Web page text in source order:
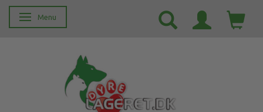
Skifte navigation
Menu